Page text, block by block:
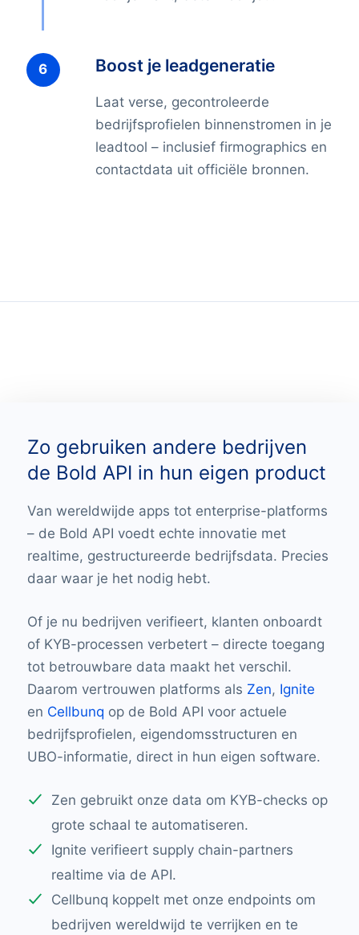
Boost je leadgeneratie
Laat verse, gecontroleerde
bedrijfsprofielen binnenstromen in je
leadtool – inclusief firmographics en
contactdata uit officiële bronnen.
Zo gebruiken andere bedrijven
de Bold API in hun eigen product
Van wereldwijde apps tot enterprise-platforms
– de Bold API voedt echte innovatie met
realtime, gestructureerde bedrijfsdata. Precies
daar waar je het nodig hebt.
Of je nu bedrijven verifieert, klanten onboardt
of KYB-processen verbetert – directe toegang
tot betrouwbare data maakt het verschil.
Daarom vertrouwen platforms als Zen, Ignite
en Cellbunq op de Bold API voor actuele
bedrijfsprofielen, eigendomsstructuren en
UBO-informatie, direct in hun eigen software.
Zen gebruikt onze data om KYB-checks op
grote schaal te automatiseren.
Ignite verifieert supply chain-partners
realtime via de API.
Cellbunq koppelt met onze endpoints om
bedrijven wereldwijd te verrijken en te